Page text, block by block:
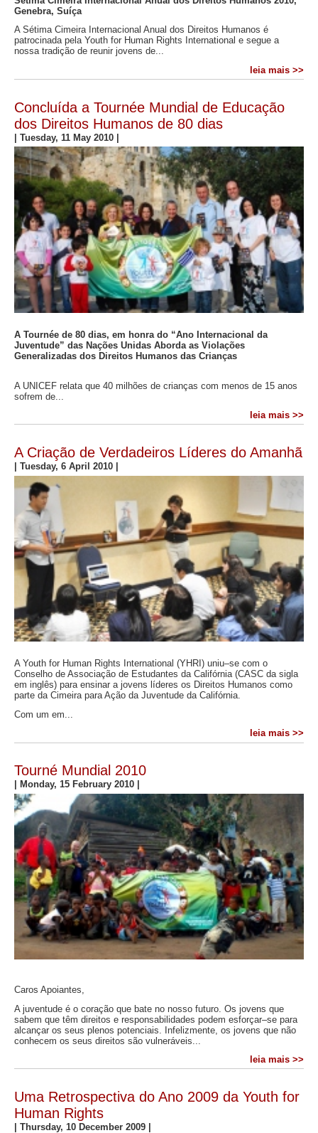
Genebra, Suíça
A Sétima Cimeira Internacional Anual dos Direitos Humanos é
patrocinada pela Youth for Human Rights International e segue a
nossa tradição de reunir jovens de...
leia mais >>
Concluída a Tournée Mundial de Educação
dos Direitos Humanos de 80 dias
Tuesday, 11 May 2010
A Tournée de 80 dias, em honra do “Ano Internacional da
Juventude” das Nações Unidas Aborda as Violações
Generalizadas dos Direitos Humanos das Crianças
A UNICEF relata que 40 milhões de crianças com menos de 15 anos
sofrem de...
leia mais >>
A Criação de Verdadeiros Líderes do Amanhã
Tuesday, 6 April 2010
A Youth for Human Rights International (YHRI) uniu–se com o
Conselho de Associação de Estudantes da Califórnia (CASC da sigla
em inglês) para ensinar a jovens líderes os Direitos Humanos como
parte da Cimeira para Ação da Juventude da Califórnia.
Com um em...
leia mais >>
Tourné Mundial 2010
Monday, 15 February 2010
Caros Apoiantes,
A juventude é o coração que bate no nosso futuro. Os jovens que
sabem que têm direitos e responsabilidades podem esforçar–se para
alcançar os seus plenos potenciais. Infelizmente, os jovens que não
conhecem os seus direitos são vulneráveis...
leia mais >>
Uma Retrospectiva do Ano 2009 da Youth for
Human Rights
| Thursday, 10 December 2009 |